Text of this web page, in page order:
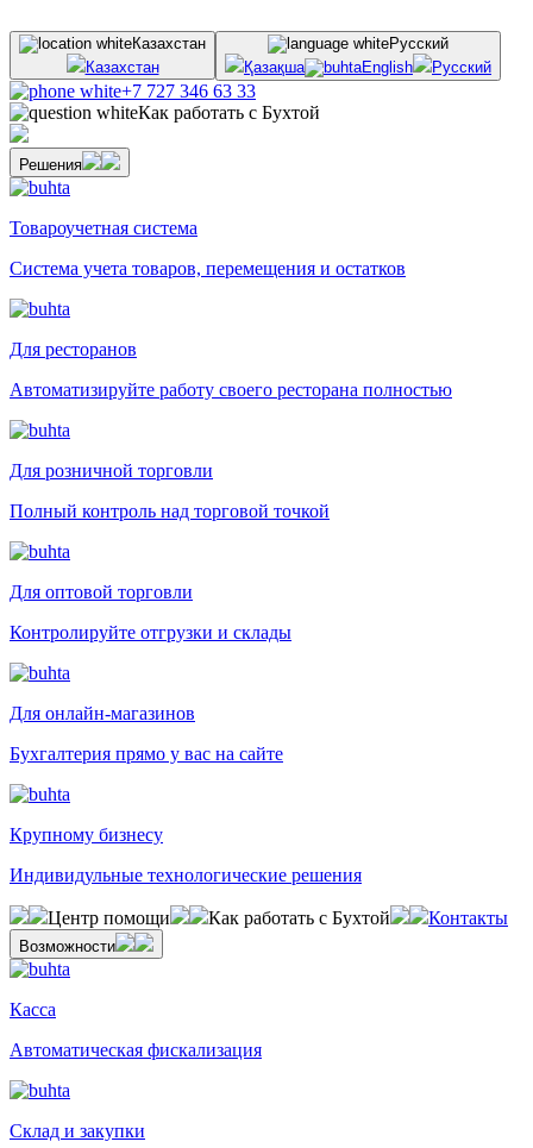
Казахстан
Казахстан
Русский
Қазақша
English Русский
+7 727 346 63 33
Как работать с Бухтой
Решения
Товароучетная система
Система учета товаров, перемещения и остатков
Для ресторанов
Автоматизируйте работу своего ресторана полностью
Для розничной торговли
Полный контроль над торговой точкой
Для оптовой торговли
Контролируйте отгрузки и склады
Для онлайн-магазинов
Бухгалтерия прямо у вас на сайте
Крупному бизнесу
Индивидульные технологические решения
Центр помощи Как работать с Бухтой Контакты
Возможности
Касса
Автоматическая фискализация
Склад и закупки